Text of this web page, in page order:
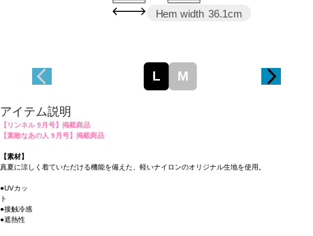
Hem width 36.1cm
L M
アイテム説明
【リンネル 9月号】掲載商品
【素敵なあの人 9月号】掲載商品
【素材】
真夏に涼しく着ていただける機能を備えた、軽いナイロンのオリジナル生地を使用。
●UVカッ
ト
●接触冷感
●遮熱性